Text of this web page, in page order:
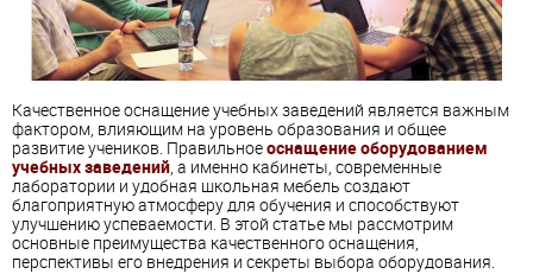
Качественное оснащение учебных заведений является важным
фактором, влияющим на уровень образования и общее
развитие учеников. Правильноеоснащение оборудованием
учебных заведений, а именно кабинеты, современные
лаборатории и удобная школьная мебель создают
благоприятную атмосферу для обучения и способствуют
улучшению успеваемости. В этой статье мы рассмотрим
основные преимущества качественного оснащения,
перспективы его внедрения и секреты выбора оборудования.